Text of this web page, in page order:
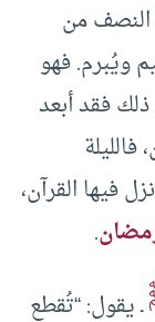
النصف من
ويُبرم. فهو
فقد أبعد
فيها القرآن،
.
ـ يقول: “تُقطع